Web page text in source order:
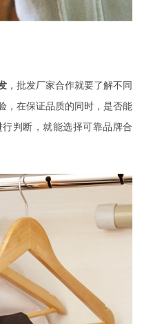
，批发厂家合作就要了解不同
，在保证品质的同时，是否能
判断，就能选择可靠品牌合